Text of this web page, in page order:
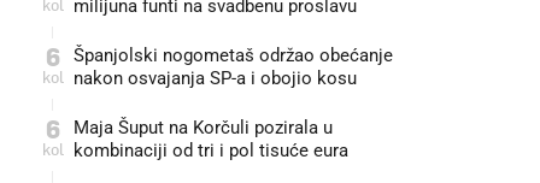
kol milijuna funti na svadbenu proslavu
6
kol
Španjolski nogometaš održao obećanje
nakon osvajanja SP-a i obojio kosu
6
kol
Maja Šuput na Korčuli pozirala u
kombinaciji od tri i pol tisuće eura